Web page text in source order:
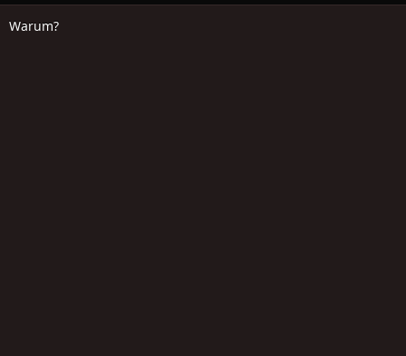
Warum?